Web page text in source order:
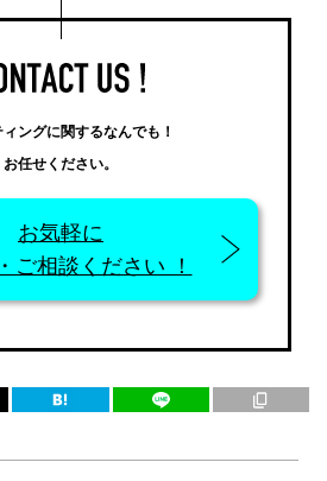
ングに関するなんでも！
お任せください。
お気軽に
ご相談ください ！